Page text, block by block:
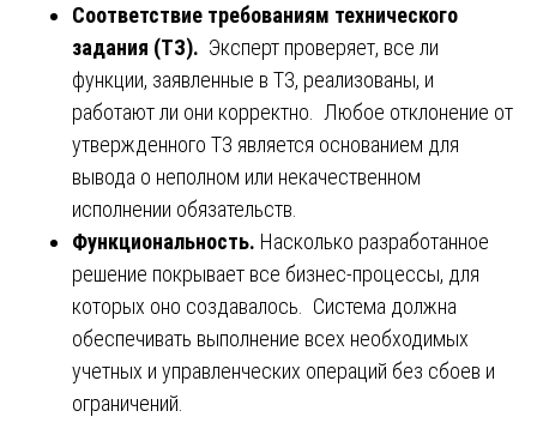
Соответствие требованиям технического
задания (ТЗ). Эксперт проверяет, все ли
функции, заявленные в ТЗ, реализованы, и
работают ли они корректно. Любое отклонение от
утвержденного ТЗ является основанием для
вывода о неполном или некачественном
исполнении обязательств.
Функциональность. Насколько разработанное
решение покрывает все бизнес-процессы, для
которых оно создавалось. Система должна
обеспечивать выполнение всех необходимых
учетных и управленческих операций без сбоев и
ограничений.